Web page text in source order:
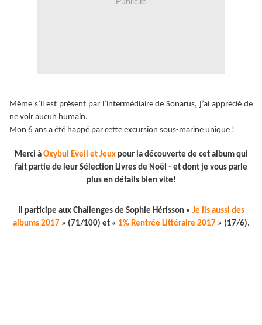
Même s’il est présent par l’intermédiaire de Sonarus, j’ai apprécié de
ne voir aucun humain.
Mon 6 ans a été happé par cette excursion sous-marine unique !
Merci à Oxybul Eveil et Jeuxpour la découverte de cet album qui
fait partie de leur Sélection Livres de Noël - et dont je vous parle
plus en détails bien vite!
Il participe aux Challenges de Sophie Hérisson « Je lis aussi des
albums 2017 » (71/100) et « 1% Rentrée Littéraire 2017 » (17/6).